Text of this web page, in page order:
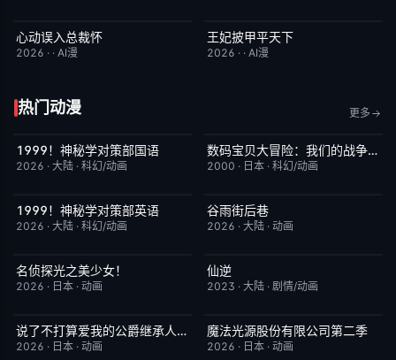
完结
心动误入总裁怀
2026 · · AI漫
完结
王妃披甲平天下
2026 · · AI漫
热门动漫 更多
更新至第3集
1999！神秘学对策部国语
2026 · 大陆 · 科幻/动画
本周更新 8.9数码宝贝大冒险：我们的战争游戏！
2000 · 日本 · 科幻/动画
更新至第3集 10.0
1999！神秘学对策部英语
2026 · 大陆 · 科幻/动画
更新至第4集
谷雨街后巷
2026 · 大陆 · 动画
更新至第28集
名侦探光之美少女！
2026 · 日本 · 动画
更新至第153集
仙逆
2023 · 大陆 · 剧情/动画
更新至第06集 3.0说了不打算爱我的公爵继承人，不知为何对我宠爱有加
2026 · 日本 · 动画
更新至第06集 1.0
魔法光源股份有限公司第二季
2026 · 日本 · 动画